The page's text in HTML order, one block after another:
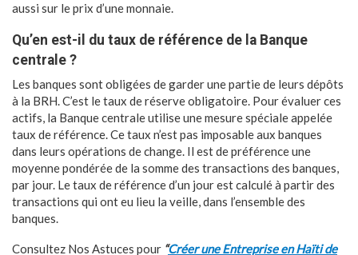
aussi sur le prix d’une monnaie.
Qu’en est-il du taux de référence de la Banque
centrale ?
Les banques sont obligées de garder une partie de leurs dépôts
à la BRH. C’est le taux de réserve obligatoire. Pour évaluer ces
actifs, la Banque centrale utilise une mesure spéciale appelée
taux de référence. Ce taux n’est pas imposable aux banques
dans leurs opérations de change. Il est de préférence une
moyenne pondérée de la somme des transactions des banques,
par jour. Le taux de référence d’un jour est calculé à partir des
transactions qui ont eu lieu la veille, dans l’ensemble des
banques.
Consultez Nos Astuces pour “Créer une Entreprise en Haïti de